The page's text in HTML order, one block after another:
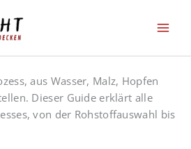
aus Wasser, Malz, Hopfen
Dieser Guide erklärt alle
von der Rohstoffauswahl bis